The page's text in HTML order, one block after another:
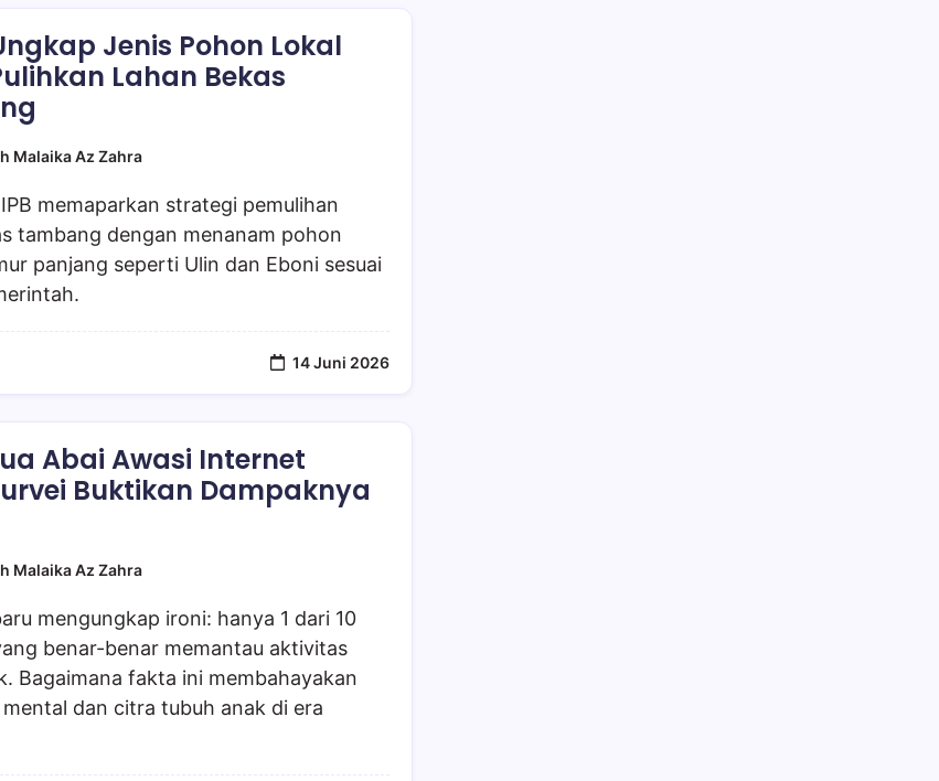
Jenis Pohon Lokal
Lahan Bekas
Malaika Az Zahra
memaparkan strategi pemulihan
tambang dengan menanam pohon
panjang seperti Ulin dan Eboni sesuai
14 Juni 2026
Abai Awasi Internet
Buktikan Dampaknya
Malaika Az Zahra
mengungkap ironi: hanya 1 dari 10
benar-benar memantau aktivitas
Bagaimana fakta ini membahayakan
dan citra tubuh anak di era